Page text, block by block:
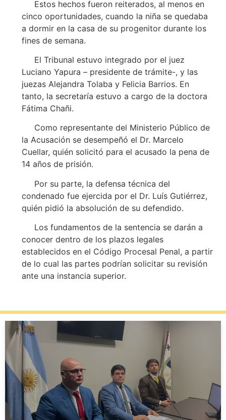
Estos hechos fueron reiterados, al menos en
cinco oportunidades, cuando la niña se quedaba
a dormir en la casa de su progenitor durante los
fines de semana.
El Tribunal estuvo integrado por el juez
Luciano Yapura – presidente de trámite-, y las
juezas Alejandra Tolaba y Felicia Barrios. En
tanto, la secretaría estuvo a cargo de la doctora
Fátima Chañi.
Como representante del Ministerio Público de
la Acusación se desempeñó el Dr. Marcelo
Cuellar, quién solicitó para el acusado la pena de
14 años de prisión.
Por su parte, la defensa técnica del
condenado fue ejercida por el Dr. Luís Gutiérrez,
quién pidió la absolución de su defendido.
Los fundamentos de la sentencia se darán a
conocer dentro de los plazos legales
establecidos en el Código Procesal Penal, a partir
de lo cual las partes podrían solicitar su revisión
ante una instancia superior.